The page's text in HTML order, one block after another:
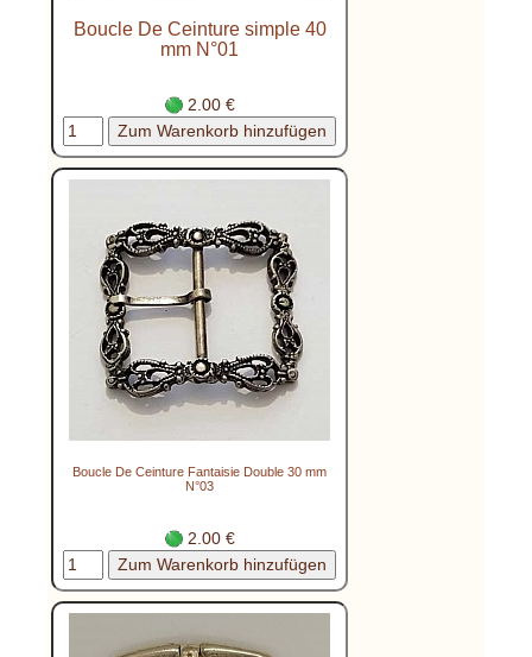
Boucle De Ceinture simple 40
mm N°01
2.00 €
Boucle De Ceinture Fantaisie Double 30 mm
N°03
2.00 €